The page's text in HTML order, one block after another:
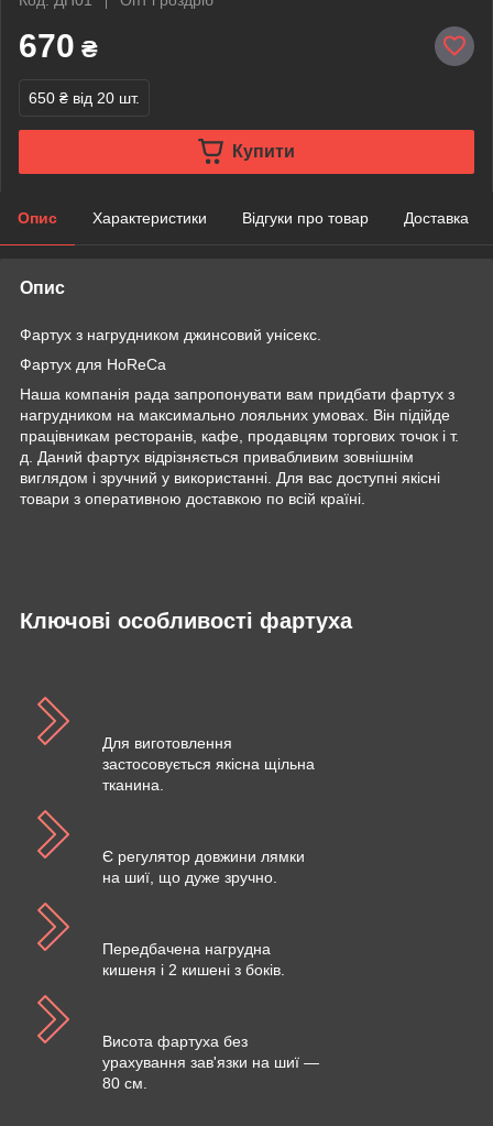
670 ₴
650 ₴ від 20 шт.
Купити
Опис Характеристики Відгуки про товар Доставка
Опис
Фартух з нагрудником джинсовий унісекс.
Фартух для HoReCa
Наша компанія рада запропонувати вам придбати фартух з
нагрудником на максимально лояльних умовах. Він підійде
працівникам ресторанів, кафе, продавцям торгових точок і т.
д. Даний фартух відрізняється привабливим зовнішнім
виглядом і зручний у використанні. Для вас доступні якісні
товари з оперативною доставкою по всій країні.
Ключові особливості фартуха
Для виготовлення
застосовується якісна щільна
тканина.
Є регулятор довжини лямки
на шиї, що дуже зручно.
Передбачена нагрудна
кишеня і 2 кишені з боків.
Висота фартуха без
урахування зав'язки на шиї —
80 см.